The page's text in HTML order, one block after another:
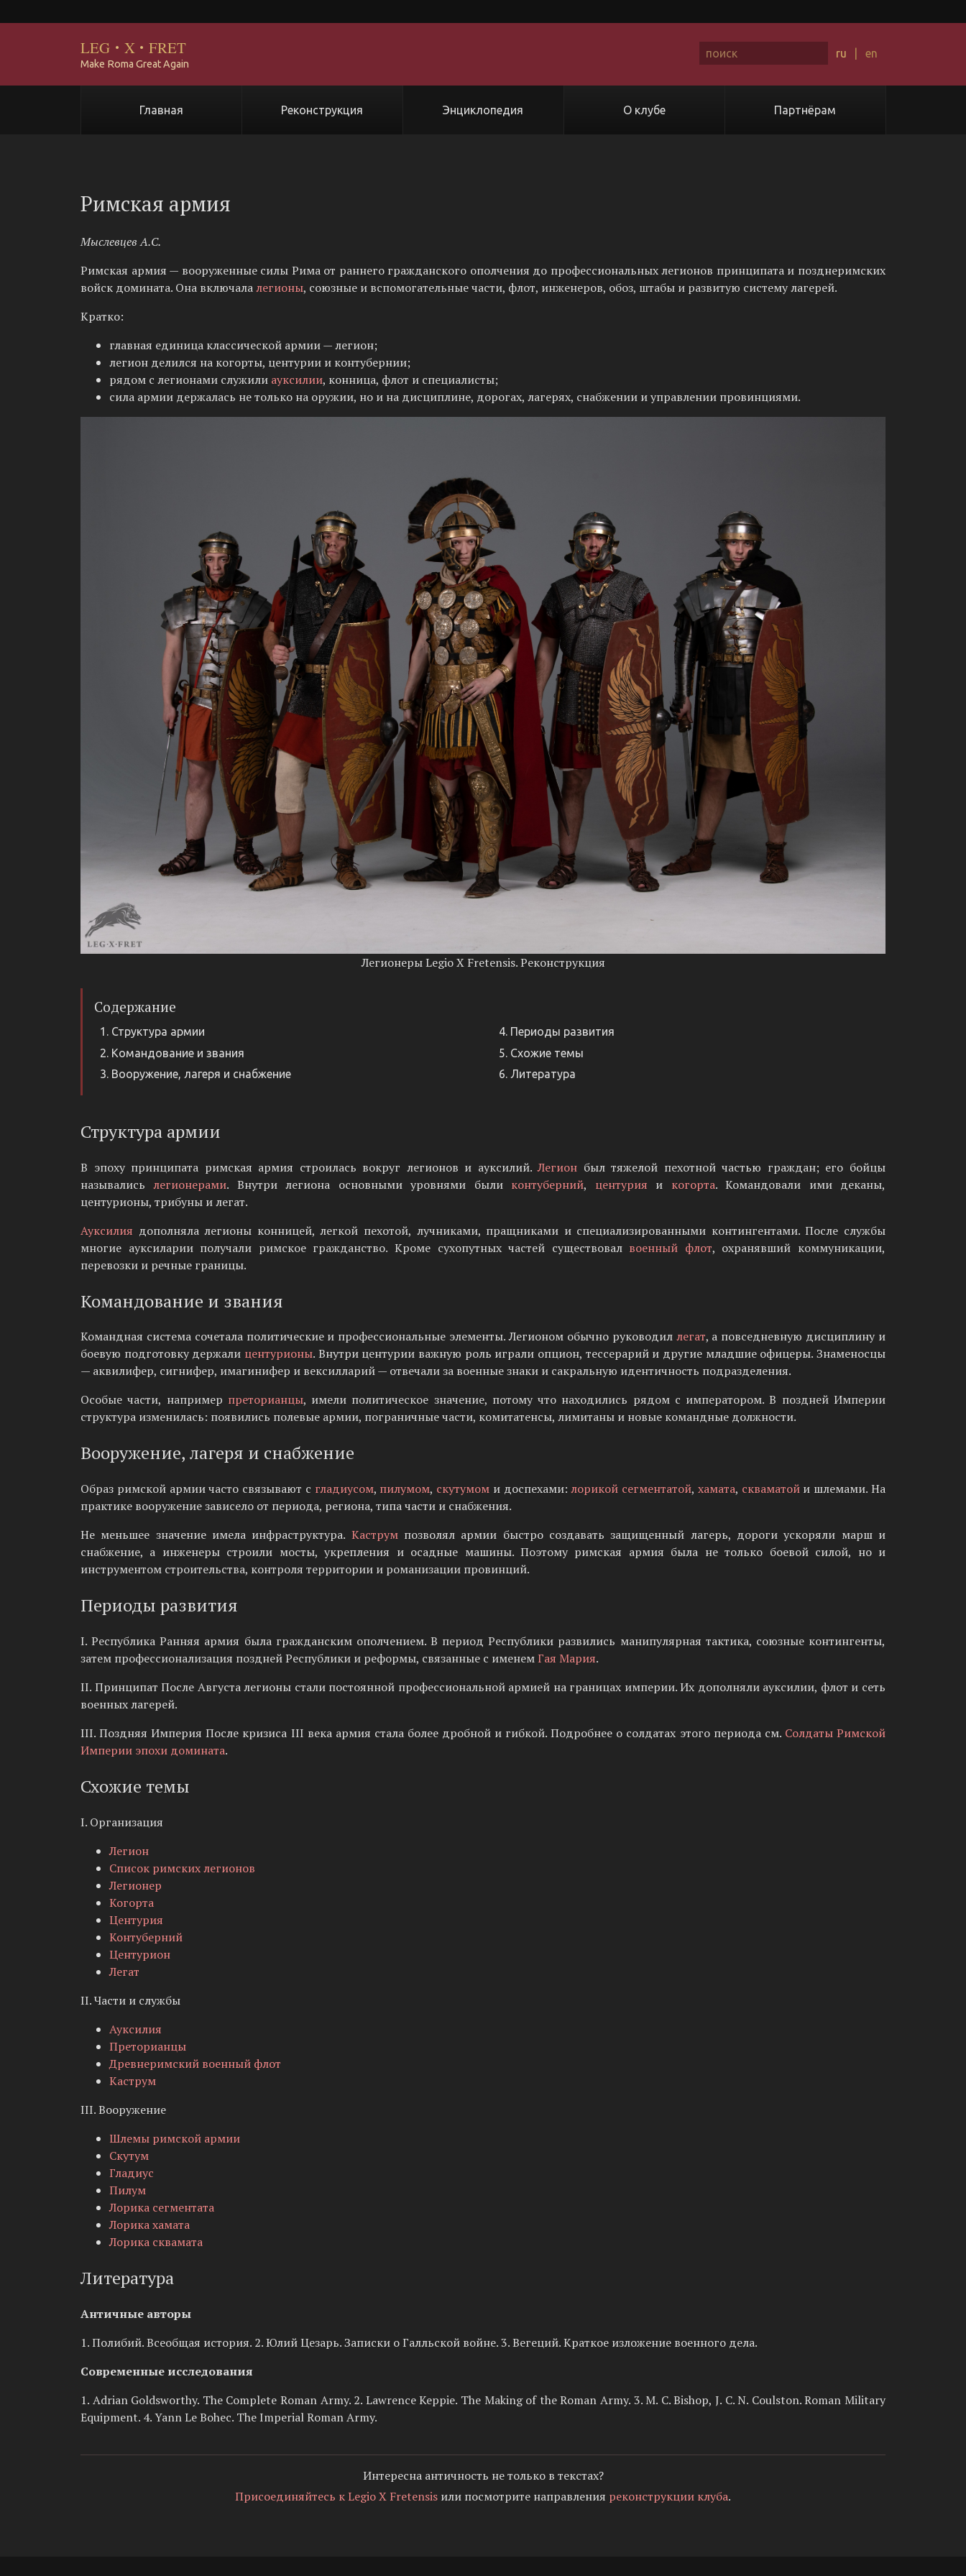
LEG · X · FRET
Make Roma Great Again
ru en
Главная Реконструкция Энциклопедия О клубе Партнёрам
Римская армия
Мыслевцев А.С.
Римская армия — вооруженные силы Рима от раннего гражданского ополчения до профессиональных легионов принципата и позднеримских
войск домината. Она включалалегионы, союзные и вспомогательные части, флот, инженеров, обоз, штабы и развитую систему лагерей.
Кратко:
главная единица классической армии — легион;
легион делился на когорты, центурии и контубернии;
рядом с легионами служили ауксилии, конница, флот и специалисты;
сила армии держалась не только на оружии, но и на дисциплине, дорогах, лагерях, снабжении и управлении провинциями.
Легионеры Legio X Fretensis. Реконструкция
Содержание
Структура армии
Командование и звания
Вооружение, лагеря и снабжение
Периоды развития
Схожие темы
Литература
Структура армии
В эпоху принципата римская армия строилась вокруг легионов и ауксилий.Легион был тяжелой пехотной частью граждан; его бойцы
называлисьлегионерами. Внутри легиона основными уровнями были контуберний, центурия и когорта. Командовали ими деканы,
центурионы, трибуны и легат.
Ауксилия дополняла легионы конницей, легкой пехотой, лучниками, пращниками и специализированными контингентами. После службы
многие ауксиларии получали римское гражданство. Кроме сухопутных частей существовал военный флот, охранявший коммуникации,
перевозки и речные границы.
Командование и звания
Командная система сочетала политические и профессиональные элементы. Легионом обычно руководил легат, а повседневную дисциплину и
боевую подготовку держали центурионы. Внутри центурии важную роль играли опцион, тессерарий и другие младшие офицеры. Знаменосцы
— аквилифер, сигнифер, имагинифер и вексилларий — отвечали за военные знаки и сакральную идентичность подразделения.
Особые части, например преторианцы, имели политическое значение, потому что находились рядом с императором. В поздней Империи
структура изменилась: появились полевые армии, пограничные части, комитатенсы, лимитаны и новые командные должности.
Вооружение, лагеря и снабжение
Образ римской армии часто связывают с гладиусом, пилумом, скутумом и доспехами:лорикой сегментатой, хамата, скваматойи шлемами. На
практике вооружение зависело от периода, региона, типа части и снабжения.
Не меньшее значение имела инфраструктура. Каструмпозволял армии быстро создавать защищенный лагерь, дороги ускоряли марш и
снабжение, а инженеры строили мосты, укрепления и осадные машины. Поэтому римская армия была не только боевой силой, но и
инструментом строительства, контроля территории и романизации провинций.
Периоды развития
I. Республика Ранняя армия была гражданским ополчением. В период Республики развились манипулярная тактика, союзные контингенты,
затем профессионализация поздней Республики и реформы, связанные с именемГая Мария.
II. Принципат После Августа легионы стали постоянной профессиональной армией на границах империи. Их дополняли ауксилии, флот и сеть
военных лагерей.
III. Поздняя Империя После кризиса III века армия стала более дробной и гибкой. Подробнее о солдатах этого периода см. Солдаты Римской
Империи эпохи домината.
Схожие темы
I. Организация
Легион
Список римских легионов
Легионер
Когорта
Центурия
Контуберний
Центурион
Легат
II. Части и службы
Ауксилия
Преторианцы
Древнеримский военный флот
Каструм
III. Вооружение
Шлемы римской армии
Скутум
Гладиус
Пилум
Лорика сегментата
Лорика хамата
Лорика сквамата
Литература
Античные авторы
1. Полибий. Всеобщая история. 2. Юлий Цезарь. Записки о Галльской войне. 3. Вегеций. Краткое изложение военного дела.
Современные исследования
1. Adrian Goldsworthy. The Complete Roman Army. 2. Lawrence Keppie. The Making of the Roman Army. 3. M. C. Bishop, J. C. N. Coulston. Roman Military
Equipment. 4. Yann Le Bohec. The Imperial Roman Army.
Интересна античность не только в текстах?
Присоединяйтесь к Legio X Fretensis или посмотрите направления реконструкции клуба.